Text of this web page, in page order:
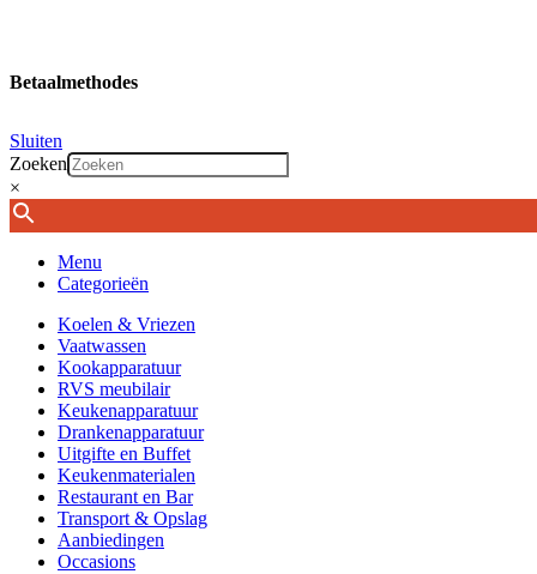
Betaalmethodes
Sluiten
Zoeken
×
Menu
Categorieën
Koelen & Vriezen
Vaatwassen
Kookapparatuur
RVS meubilair
Keukenapparatuur
Drankenapparatuur
Uitgifte en Buffet
Keukenmaterialen
Restaurant en Bar
Transport & Opslag
Aanbiedingen
Occasions